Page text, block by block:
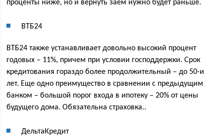
проценты ниже, но и вернуть заем нужно будет раньше.
ВТБ24
ВТБ24 также устанавливает довольно высокий процент
годовых – 11%, причем при условии господдержки. Срок
кредитования гораздо более продолжительный – до 50-и
лет. Еще одно преимущество в сравнении с предыдущим
банком – большой порог входа в ипотеку – 20% от цены
будущего дома. Обязательна страховка..
ДельтаКредит